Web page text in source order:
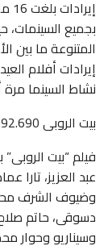
بجميع
المتنوعة ما بين
إيرادات أفلام
نشاط السينما
بيت الروبى 8.192.690 جنيه
فيلم “بيت الروبى”
عبد العزيز، تارا
وضيوف الشرف
دسوقى، حاتم
وسيناريو وحوار